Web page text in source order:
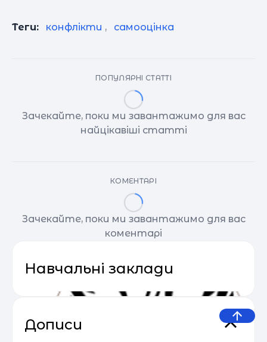
Теги: конфлікти , самооцінка
ПОПУЛЯРНІ СТАТТІ
Зачекайте, поки ми завантажимо для вас
найцікавіші статті
КОМЕНТАРІ
Зачекайте, поки ми завантажимо для вас
коментарі
Навчальні заклади
Дописи